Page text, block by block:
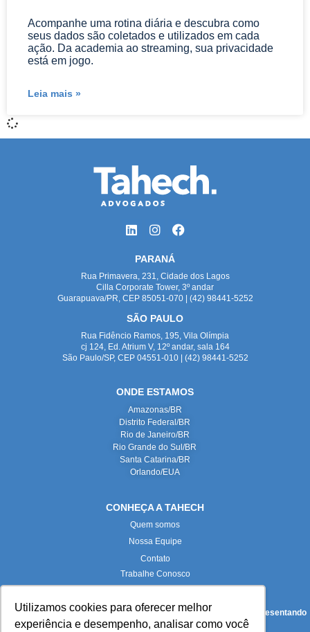
Utilizamos cookies para oferecer melhor
experiência e desempenho, analisar como você
Acompanhe uma rotina diária e descubra como
seus dados são coletados e utilizados em cada
ação. Da academia ao streaming, sua privacidade
está em jogo.
Leia mais »
PARANÁ
Rua Primavera, 231, Cidade dos Lagos
Cilla Corporate Tower, 3º andar
Guarapuava/PR, CEP 85051-070 | (42) 98441-5252
SÃO PAULO
Rua Fidêncio Ramos, 195, Vila Olímpia
cj 124, Ed. Atrium V, 12º andar, sala 164
São Paulo/SP, CEP 04551-010 | (42) 98441-5252
ONDE ESTAMOS
Amazonas/BR
Distrito Federal/BR
Rio de Janeiro/BR
Rio Grande do Sul/BR
Santa Catarina/BR
Orlando/EUA
CONHEÇA A TAHECH
Quem somos
Nossa Equipe
Contato
Trabalhe Conosco
Todas as imagens deste site foram produzidas internamente, representando
fielmente nossas instalações e equipe.